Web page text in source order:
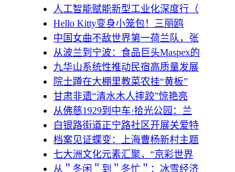
人工智能赋能新型工业化深度行（
Hello Kitty变身小笼包！三丽鸥
中国女曲不敌世界第一荷兰队，张
从波兰到宁波：食品巨头Maspex的
九华山系统性推动民宿高质量发展
院士蹲在大棚里教菜农挂“黄板”
甘肃非遗“清水木人摔跤”惊艳亮
从佛慈1929到中车·拾光公园：兰
白银路街道正宁路社区开展关爱特
档案见证蝶变：上海曹杨新村主题
七大洲文化元素汇聚，“京彩世界
从＂冬闲＂到＂冬忙＂：冰雪经济